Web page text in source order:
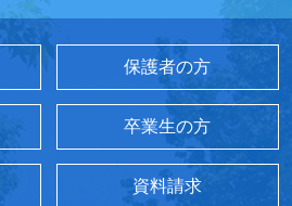
保護者の方
卒業生の方
資料請求